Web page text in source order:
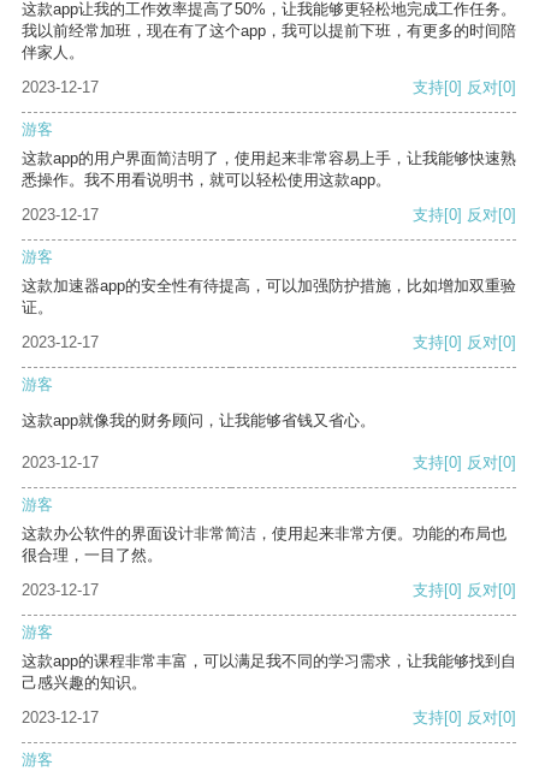
这款app让我的工作效率提高了50%，让我能够更轻松地完成工作任务。
我以前经常加班，现在有了这个app，我可以提前下班，有更多的时间陪
伴家人。
2023-12-17
支持[0] 反对[0]
游客
这款app的用户界面简洁明了，使用起来非常容易上手，让我能够快速熟
悉操作。我不用看说明书，就可以轻松使用这款app。
2023-12-17
支持[0] 反对[0]
游客
这款加速器app的安全性有待提高，可以加强防护措施，比如增加双重验
证。
2023-12-17
支持[0] 反对[0]
游客
这款app就像我的财务顾问，让我能够省钱又省心。
2023-12-17 支持[0] 反对[0]
游客
这款办公软件的界面设计非常简洁，使用起来非常方便。功能的布局也
很合理，一目了然。
2023-12-17
支持[0] 反对[0]
游客
这款app的课程非常丰富，可以满足我不同的学习需求，让我能够找到自
己感兴趣的知识。
2023-12-17
支持[0] 反对[0]
游客